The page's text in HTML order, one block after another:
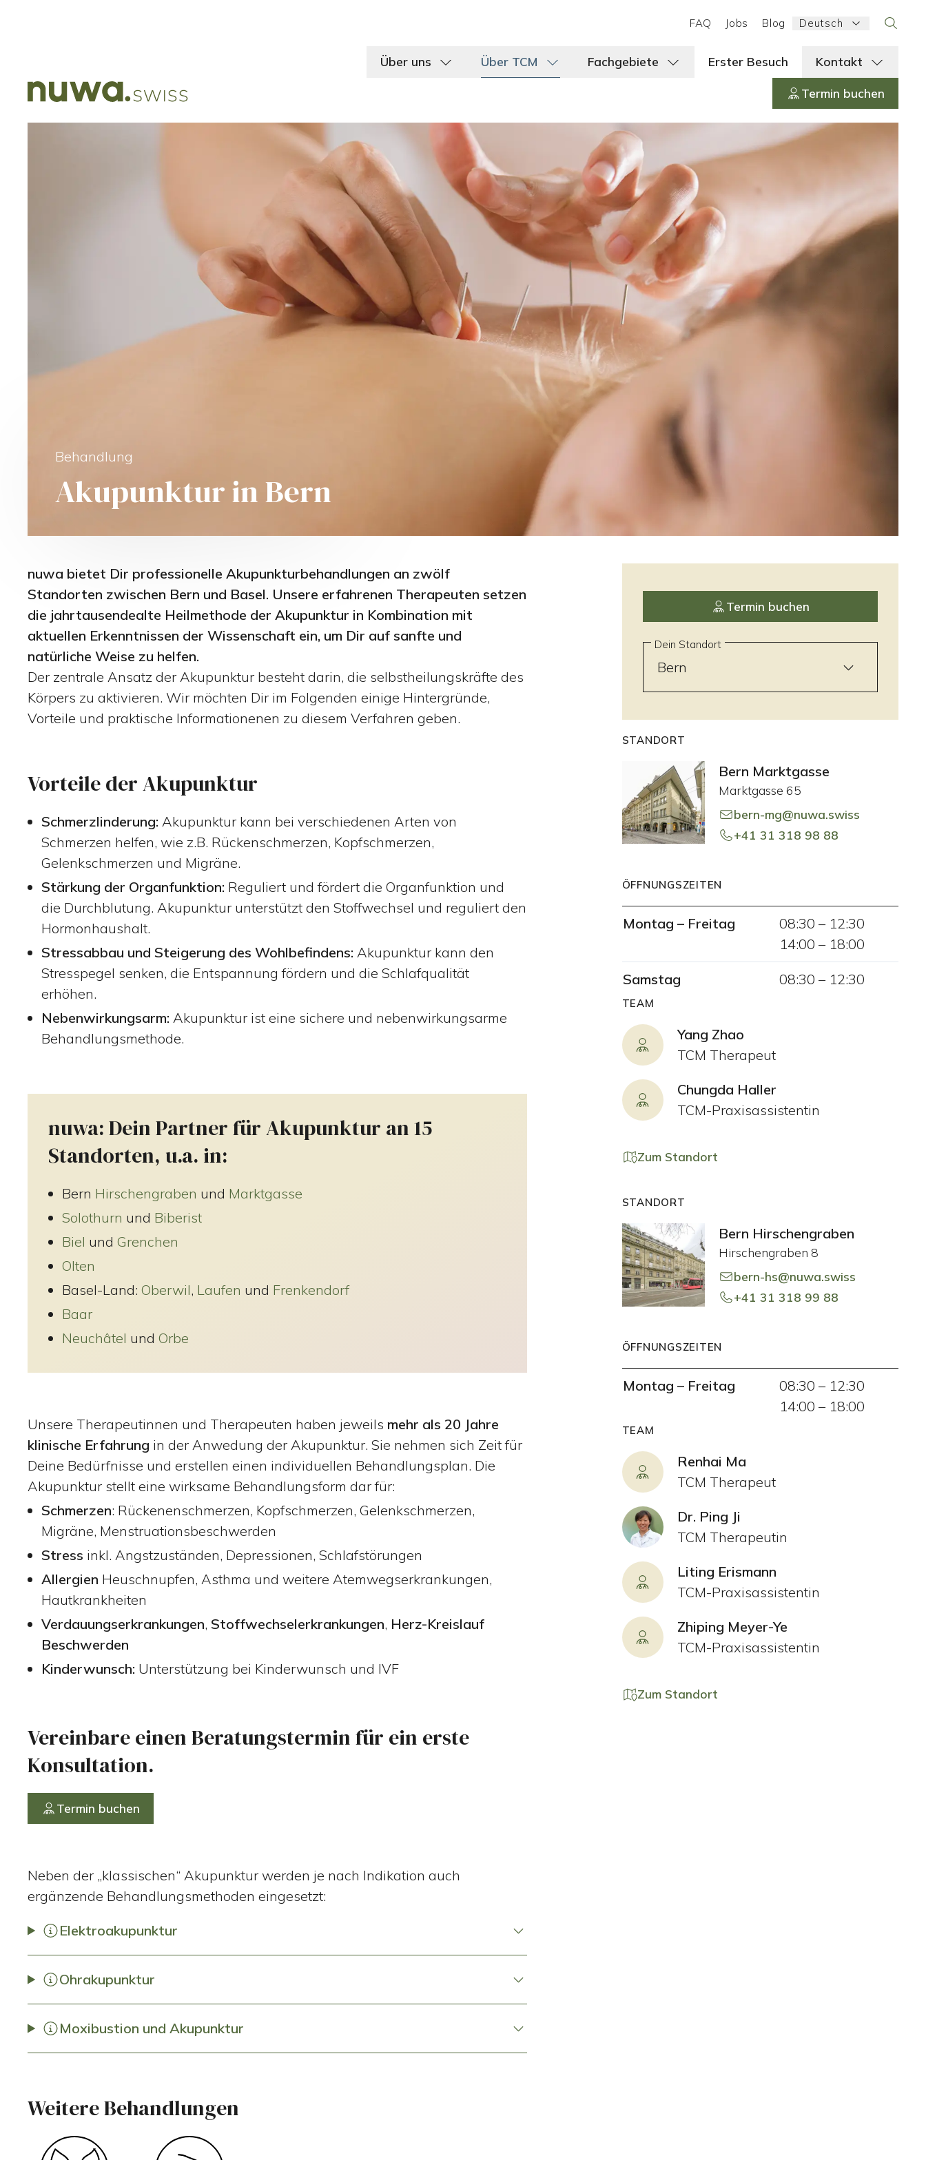
Über uns Über TCM Fachgebiete Erster Besuch Kontakt
Termin buchen
FAQ Jobs Blog Language:
Deutsch Search
Behandlung
Akupunktur in Bern
nuwa bietet Dir professionelle Akupunkturbehandlungen an zwölf
Standorten zwischen Bern und Basel. Unsere erfahrenen Therapeuten setzen
die jahrtausendealte Heilmethode der Akupunktur in Kombination mit
aktuellen Erkenntnissen der Wissenschaft ein, um Dir auf sanfte und
natürliche Weise zu helfen.
Der zentrale Ansatz der Akupunktur besteht darin, die selbstheilungskräfte des
Körpers zu aktivieren. Wir möchten Dir im Folgenden einige Hintergründe,
Vorteile und praktische Informationenen zu diesem Verfahren geben.
Vorteile der Akupunktur
Schmerzlinderung: Akupunktur kann bei verschiedenen Arten von
Schmerzen helfen, wie z.B. Rückenschmerzen, Kopfschmerzen,
Gelenkschmerzen und Migräne.
Stärkung der Organfunktion: Reguliert und fördert die Organfunktion und
die Durchblutung. Akupunktur unterstützt den Stoffwechsel und reguliert den
Hormonhaushalt.
Stressabbau und Steigerung des Wohlbefindens: Akupunktur kann den
Stresspegel senken, die Entspannung fördern und die Schlafqualität
erhöhen.
Nebenwirkungsarm: Akupunktur ist eine sichere und nebenwirkungsarme
Behandlungsmethode.
nuwa: Dein Partner für Akupunktur an 15
Standorten, u.a. in:
Bern Hirschengraben und Marktgasse
Solothurn und Biberist
Biel und Grenchen
Olten
Basel-Land: Oberwil, Laufen und Frenkendorf
Baar
Neuchâtel und Orbe
Unsere Therapeutinnen und Therapeuten haben jeweils mehr als 20 Jahre
klinische Erfahrung in der Anwedung der Akupunktur. Sie nehmen sich Zeit für
Deine Bedürfnisse und erstellen einen individuellen Behandlungsplan. Die
Akupunktur stellt eine wirksame Behandlungsform dar für:
Schmerzen: Rückenenschmerzen, Kopfschmerzen, Gelenkschmerzen,
Migräne, Menstruationsbeschwerden
Stress inkl. Angstzuständen, Depressionen, Schlafstörungen
Allergien Heuschnupfen, Asthma und weitere Atemwegserkrankungen,
Hautkrankheiten
Verdauungserkrankungen, Stoffwechselerkrankungen, Herz-Kreislauf
Beschwerden
Kinderwunsch: Unterstützung bei Kinderwunsch und IVF
Vereinbare einen Beratungstermin für ein erste
Konsultation.
Termin buchen
Neben der „klassischen“ Akupunktur werden je nach Indikation auch
ergänzende Behandlungsmethoden eingesetzt:
Elektroakupunktur
Ohrakupunktur
Moxibustion und Akupunktur
Weitere Behandlungen
Termin buchen
Dein Standort
STANDORT
Bern Marktgasse
Marktgasse 65
bern-mg@nuwa.swiss
+41 31 318 98 88
ÖFFNUNGSZEITEN
Montag – Freitag 08:30 – 12:30
14:00 – 18:00
Samstag 08:30 – 12:30
TEAM
Yang Zhao
TCM Therapeut
Chungda Haller
TCM-Praxisassistentin
Zum Standort
STANDORT
Bern Hirschengraben
Hirschengraben 8
bern-hs@nuwa.swiss
+41 31 318 99 88
ÖFFNUNGSZEITEN
Montag – Freitag 08:30 – 12:30
14:00 – 18:00
TEAM
Renhai Ma
TCM Therapeut
Dr. Ping Ji
TCM Therapeutin
Liting Erismann
TCM-Praxisassistentin
Zhiping Meyer-Ye
TCM-Praxisassistentin
Zum Standort